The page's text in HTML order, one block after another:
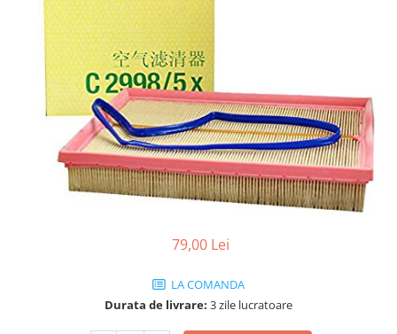
SHELL
USVO
79,00 Lei
LA COMANDA
Durata de livrare: 3 zile lucratoare